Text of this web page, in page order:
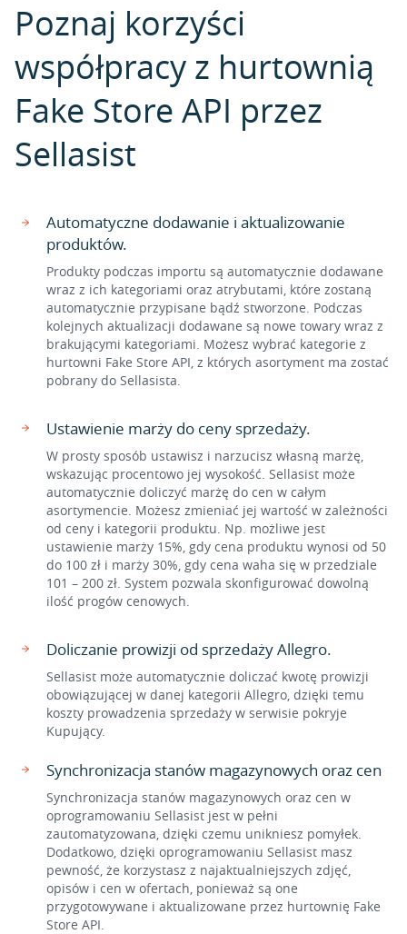
Poznaj korzyści
współpracy z hurtownią
Fake Store API przez
Sellasist
Automatyczne dodawanie i aktualizowanie
produktów.
Produkty podczas importu są automatycznie dodawane
wraz z ich kategoriami oraz atrybutami, które zostaną
automatycznie przypisane bądź stworzone. Podczas
kolejnych aktualizacji dodawane są nowe towary wraz z
brakującymi kategoriami. Możesz wybrać kategorie z
hurtowni Fake Store API, z których asortyment ma zostać
pobrany do Sellasista.
Ustawienie marży do ceny sprzedaży.
W prosty sposób ustawisz i narzucisz własną marżę,
wskazując procentowo jej wysokość. Sellasist może
automatycznie doliczyć marżę do cen w całym
asortymencie. Możesz zmieniać jej wartość w zależności
od ceny i kategorii produktu. Np. możliwe jest
ustawienie marży 15%, gdy cena produktu wynosi od 50
do 100 zł i marży 30%, gdy cena waha się w przedziale
101 – 200 zł. System pozwala skonfigurować dowolną
ilość progów cenowych.
Doliczanie prowizji od sprzedaży Allegro.
Sellasist może automatycznie doliczać kwotę prowizji
obowiązującej w danej kategorii Allegro, dzięki temu
koszty prowadzenia sprzedaży w serwisie pokryje
Kupujący.
Synchronizacja stanów magazynowych oraz cen
Synchronizacja stanów magazynowych oraz cen w
oprogramowaniu Sellasist jest w pełni
zautomatyzowana, dzięki czemu unikniesz pomyłek.
Dodatkowo, dzięki oprogramowaniu Sellasist masz
pewność, że korzystasz z najaktualniejszych zdjęć,
opisów i cen w ofertach, ponieważ są one
przygotowywane i aktualizowane przez hurtownię Fake
Store API.